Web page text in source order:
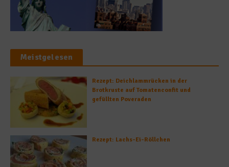
Meistgelesen
Rezept: Deichlammrücken in der
Brotkruste auf Tomatenconfit und
gefüllten Poveraden
Rezept: Lachs-Ei-Röllchen